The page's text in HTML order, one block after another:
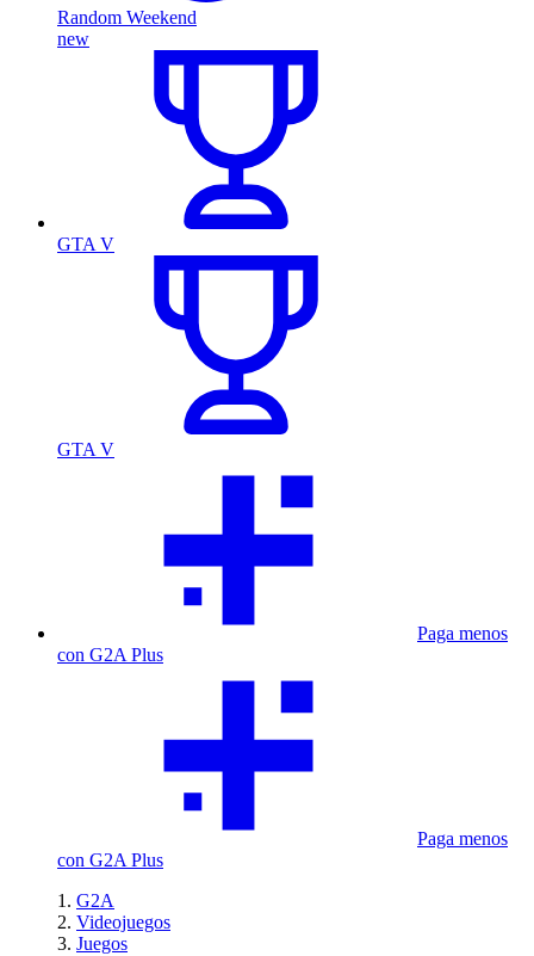
Random Weekend
new
GTA V
GTA V
Paga menos
con G2A Plus
Paga menos
con G2A Plus
G2A
Videojuegos
Juegos